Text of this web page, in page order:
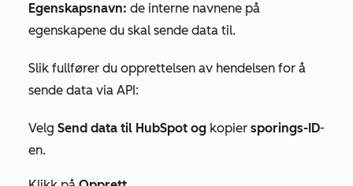
Egenskapsnavn: de interne navnene på
egenskapene du skal sende data til.
Slik fullfører du opprettelsen av hendelsen for å
sende data via API:
Velg Send data til HubSpot og kopier sporings-ID-
en.